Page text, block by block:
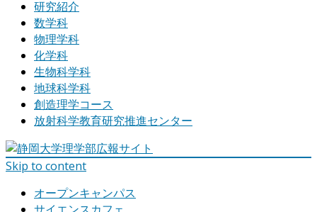
研究紹介
数学科
物理学科
化学科
生物科学科
地球科学科
創造理学コース
放射科学教育研究推進センター
Skip to content
オープンキャンパス